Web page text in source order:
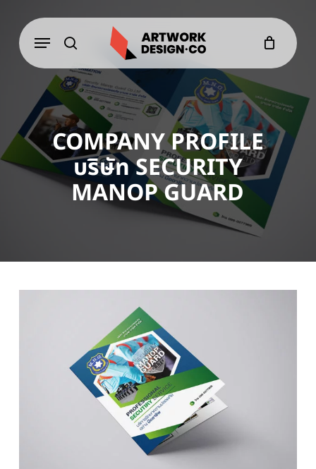
main
content
search
Menu
COMPANY PROFILE
บริษัท SECURITY
MANOP GUARD